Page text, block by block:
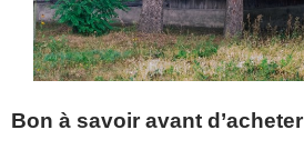
Bon à savoir avant d’acheter